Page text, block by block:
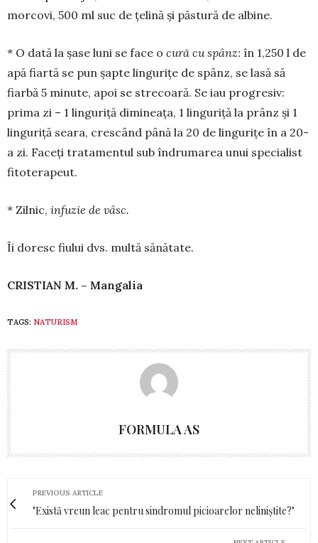
morcovi, 500 ml suc de țelină și păstură de albine.
* O dată la șase luni se face o cură cu spânz: în 1,250 l de
apă fiartă se pun șapte lingurițe de spânz, se lasă să
fiarbă 5 minute, apoi se strecoară. Se iau progresiv:
prima zi – 1 linguriță dimi­neața, 1 lingu­riță la prânz și 1
linguriță seara, crescând până la 20 de lingurițe în a 20-
a zi. Faceți trata­mentul sub îndrumarea unui specialist
fitoterapeut.
* Zilnic, infuzie de vâsc.
Îi doresc fiului dvs. multă sănătate.
CRISTIAN M. – Mangalia
TAGS: NATURISM
FORMULA AS
PREVIOUS ARTICLE
"Există vreun leac pentru sindromul picioarelor neliniștite?"